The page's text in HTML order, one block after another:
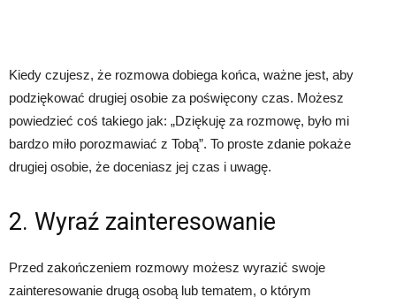
Kiedy czujesz, że rozmowa dobiega końca, ważne jest, aby
podziękować drugiej osobie za poświęcony czas. Możesz
powiedzieć coś takiego jak: „Dziękuję za rozmowę, było mi
bardzo miło porozmawiać z Tobą”. To proste zdanie pokaże
drugiej osobie, że doceniasz jej czas i uwagę.
2. Wyraź zainteresowanie
Przed zakończeniem rozmowy możesz wyrazić swoje
zainteresowanie drugą osobą lub tematem, o którym